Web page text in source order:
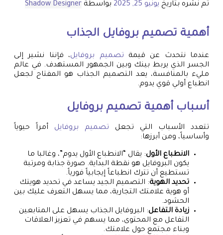
تم نشره بتاريخ يونيو 25, 2025 بواسطة Shadow Designer
أهمية تصميم بروفايل الجذاب
عندما نتحدث عن قيمة تصميم بروفايل، فإننا نشير إلى
الجسر الذي يربط بينك وبين الجمهور المستهدف. في عالم
مليء بالمنافسة، يعد التصميم الجذاب هو المفتاح لجعل
انطباع أولي قوي يدوم.
أسباب أهمية تصميم بروفايل
تتعدد الأسباب التي تجعل تصميم بروفايل أمراً حيوياً
وأساسياً، ومن أبرزها:
الانطباع الأول: يقال “الانطباع الأول يدوم”، وغالبا ما
يكون البروفايل هو نقطة البداية. صورة جذابة ومرتبة
تستطيع أن تترك انطباعاً إيجابياً فورياً.
تحديد الهوية: التصميم الجيد يساعد في تحديد هويتك
أو هوية علامتك التجارية، مما يسهل التعرف عليك بين
الحشود.
زيادة التفاعل: البروفايل الجذاب يسهل على المتابعين
التفاعل مع المحتوى، مما يسهم في تعزيز العلاقات
وبناء مجتمع حول علامتك.